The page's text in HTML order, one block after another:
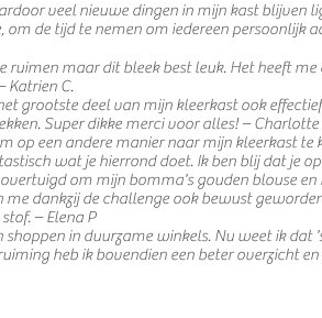
veel nieuwe dingen in mijn kast blijven
de tijd te nemen om iedereen persoonlijk
maar dit bleek best leuk. Het heeft
Katrien C.
grootste deel van mijn kleerkast ook
Super dikke merci voor alles! – Charlotte
op een andere manier naar mijn kleerkast
wat je hierrond doet. Ik ben blij dat je
om mijn bomma's gouden blouse
me dankzij de challenge ook bewust
– Elena P
in duurzame winkels. Nu weet ik
heb ik bovendien een beter overzicht